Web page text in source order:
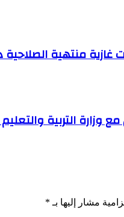
وزارة التربية
مشار إليها بـ *